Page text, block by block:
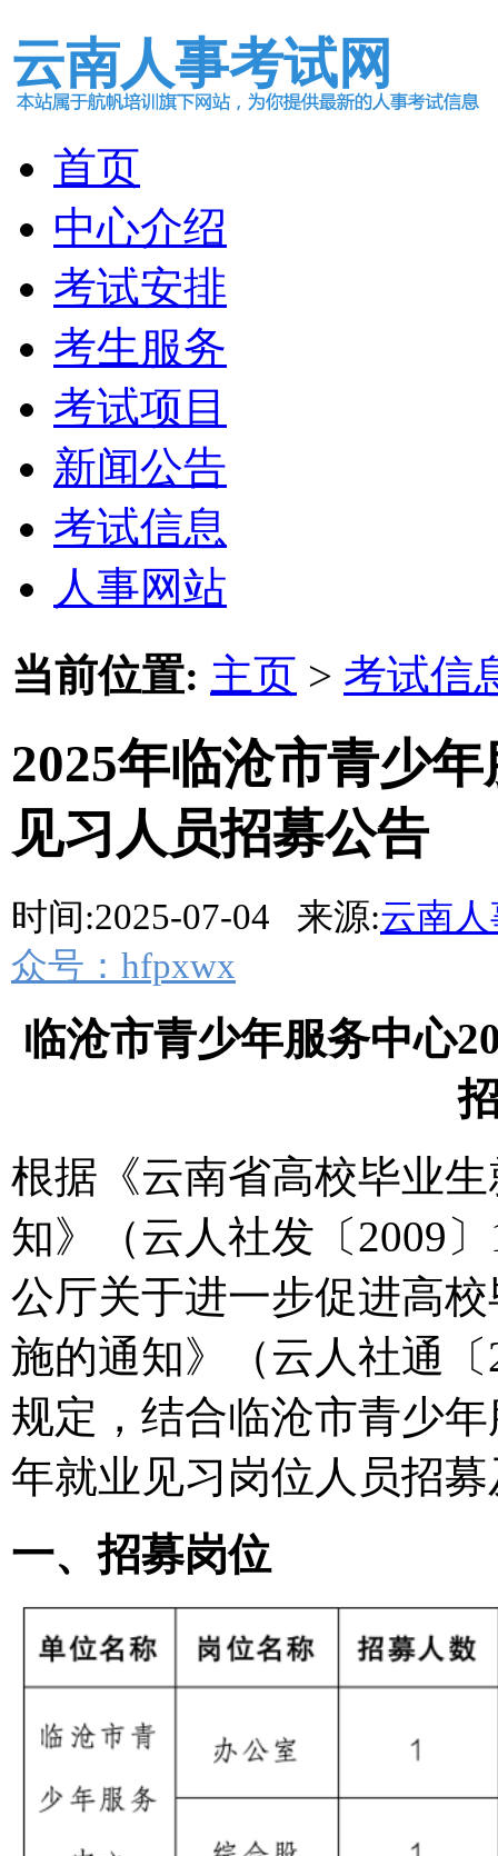
云南人事考试网
首页
中心介绍
考试安排
考生服务
考试项目
新闻公告
考试信息
人事网站
当前位置: 主页 > 考试信
2025年临沧市青少
见习人员招募公告
时间:2025-07-04 来源:云南
众号：hfpxwx
临沧市青少年服务中心
根据《云南省高校毕业
知》（云人社发〔2009
公厅关于进一步促进高
施的通知》（云人社通
规定，结合临沧市青少
年就业见习岗位人员招
一、招募岗位